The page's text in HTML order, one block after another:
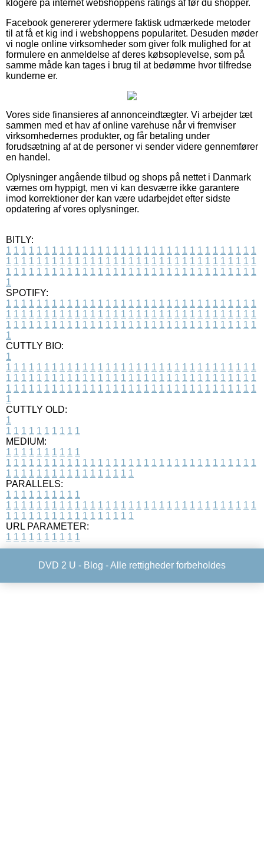
klogere på internet webshoppens ratings af før du shopper.
Facebook genererer ydermere faktisk udmærkede metoder
til at få et kig ind i webshoppens popularitet. Desuden møder
vi nogle online virksomheder som giver folk mulighed for at
formulere en anmeldelse af deres købsoplevelse, som på
samme måde kan tages i brug til at bedømme hvor tilfredse
kunderne er.
Vores side finansieres af annonceindtægter. Vi arbejder tæt
sammen med et hav af online varehuse når vi fremviser
virksomhedernes produkter, og får betaling under
forudsætning af at de personer vi sender videre gennemfører
en handel.
Oplysninger angående tilbud og shops på nettet i Danmark
værnes om hyppigt, men vi kan desværre ikke garantere
imod korrektioner der kan være udarbejdet efter sidste
opdatering af vores oplysninger.
BITLY:
1 1 1 1 1 1 1 1 1 1 1 1 1 1 1 1 1 1 1 1 1 1 1 1 1 1 1 1 1 1 1 1 1
1 1 1 1 1 1 1 1 1 1 1 1 1 1 1 1 1 1 1 1 1 1 1 1 1 1 1 1 1 1 1 1 1
1 1 1 1 1 1 1 1 1 1 1 1 1 1 1 1 1 1 1 1 1 1 1 1 1 1 1 1 1 1 1 1 1
1
SPOTIFY:
1 1 1 1 1 1 1 1 1 1 1 1 1 1 1 1 1 1 1 1 1 1 1 1 1 1 1 1 1 1 1 1 1
1 1 1 1 1 1 1 1 1 1 1 1 1 1 1 1 1 1 1 1 1 1 1 1 1 1 1 1 1 1 1 1 1
1 1 1 1 1 1 1 1 1 1 1 1 1 1 1 1 1 1 1 1 1 1 1 1 1 1 1 1 1 1 1 1 1
1
CUTTLY BIO:
1
1 1 1 1 1 1 1 1 1 1 1 1 1 1 1 1 1 1 1 1 1 1 1 1 1 1 1 1 1 1 1 1 1
1 1 1 1 1 1 1 1 1 1 1 1 1 1 1 1 1 1 1 1 1 1 1 1 1 1 1 1 1 1 1 1 1
1 1 1 1 1 1 1 1 1 1 1 1 1 1 1 1 1 1 1 1 1 1 1 1 1 1 1 1 1 1 1 1 1
1
CUTTLY OLD:
1
1 1 1 1 1 1 1 1 1 1
MEDIUM:
1 1 1 1 1 1 1 1 1 1
1 1 1 1 1 1 1 1 1 1 1 1 1 1 1 1 1 1 1 1 1 1 1 1 1 1 1 1 1 1 1 1 1
1 1 1 1 1 1 1 1 1 1 1 1 1 1 1 1 1
PARALLELS:
1 1 1 1 1 1 1 1 1 1
1 1 1 1 1 1 1 1 1 1 1 1 1 1 1 1 1 1 1 1 1 1 1 1 1 1 1 1 1 1 1 1 1
1 1 1 1 1 1 1 1 1 1 1 1 1 1 1 1 1
URL PARAMETER:
1 1 1 1 1 1 1 1 1 1
DVD 2 U - Blog - Alle rettigheder forbeholdes